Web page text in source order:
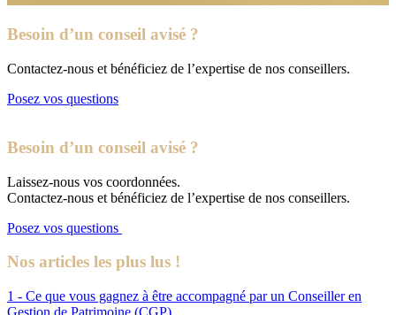
Besoin d’un conseil avisé ?
Contactez-nous et bénéficiez de l’expertise de nos conseillers.
Posez vos questions
Besoin d’un conseil avisé ?
Laissez-nous vos coordonnées.
Contactez-nous et bénéficiez de l’expertise de nos conseillers.
Posez vos questions
Nos articles les plus lus !
1 - Ce que vous gagnez à être accompagné par un Conseiller en
Gestion de Patrimoine (CGP)